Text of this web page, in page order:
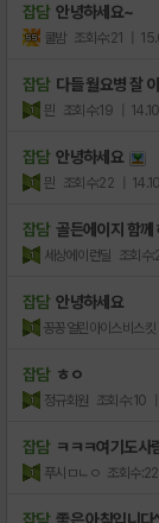
잡담 안녕하세요~
쿨밤 조회수:21 |
잡담 다들 월요병 잘
믠 조회수:19 |
잡담 안녕하세요
믠 조회수:22 |
잡담 골든에이지 함께
세상에이런딜 조회수
잡담 안녕하세요
꽁꽁얼린아이스비스킷
잡담 ㅎㅇ
정규회원 조회수:10
잡담 ㅋㅋㅋ여기도사
푸시ㅁㄴㅇ 조회수:22
잡담 좋은 아침입니다